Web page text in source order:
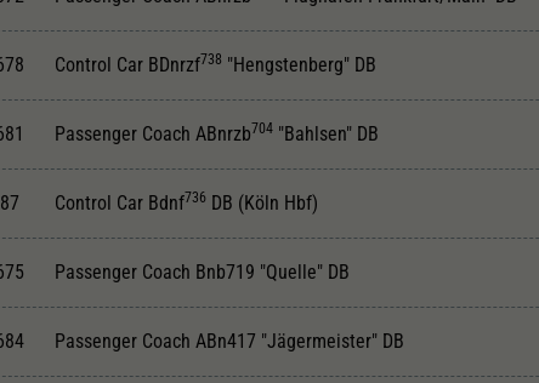
Control Car BDnrzf738 "Hengstenberg" DB
Passenger Coach ABnrzb704"Bahlsen" DB
Control Car Bdnf736DB (Köln Hbf)
Passenger Coach Bnb719 "Quelle" DB
Passenger Coach ABn417 "Jägermeister" DB